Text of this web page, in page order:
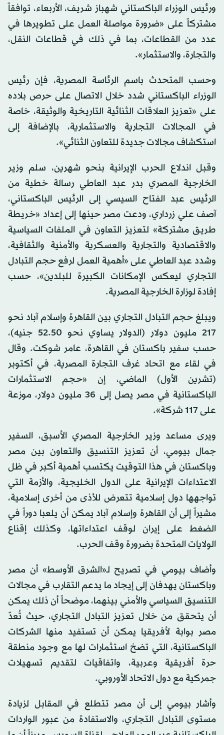
ورئيس الوزراء الباكستاني شهباز شريف، الأربعاء، توافقاً
مشتركاً على «ضرورة مواصلة العمل على تطويرها في
عدد من القطاعات، بما في ذلك في قطاعات النقل،
والتجارة، والاستثمار».
وحسب المتحدث باسم الرئاسة المصرية، فإن رئيس
الوزراء الباكستاني شدد خلال الاتصال على حرص بلاده
على «تعزيز العلاقات الثنائية التاريخية والوثيقة، خاصة
في المجالات التجارية والاستثمارية، بالإضافة إلى
استكشاف مجالات جديدة للتعاون الثنائي».
وقبل اندلاع الحرب الإيرانية بنحو شهرين، سلم وزير
الخارجية المصري بدر عبد العاطي رسالة خطية من
الرئيس عبد الفتاح السيسي إلى الرئيس الباكستاني،
آصف علي زرداري، ودعت مصر حينها إلى إعداد «خريطة
طريق مشتركة» لتعزيز التعاون في الملفات السياسية
والاقتصادية والتجارية والعسكرية والأمنية والثقافية،
وشدد عبد العاطي على «أهمية العمل لرفع حجم التبادل
التجاري ليعكس الإمكانات الكبيرة للبلدين»، حسب
إفادة لوزارة الخارجية المصرية.
ويبلغ حجم التبادل التجاري بين القاهرة وإسلام آباد نحو
217 مليون دولار (الدولار يساوي نحو 52.50 جنيه)،
حسب سفير باكستان في القاهرة، عامر شوكت. وقال
في لقاء مع اتحاد غرف التجارة المصرية، في أكتوبر
(تشرين الأول) الماضي، إن «حجم الاستثمارات
الباكستانية في مصر يصل إلى 36 مليون دولار، موزعة
على 117 شركة».
ويرى مساعد وزير الخارجية المصري الأسبق، السفير
جمال بيومي، أن تعزيز التنسيق والتعاون بين مصر
وباكستان في هذا التوقيت يكتسب أهمية أكبر في ظل
الاعتداءات الإيرانية على الدول الخليجية، والأزمة التي
تواجهها دول إسلامية تتعرض للأذى من أخرى إسلامية،
مشيراً إلى أن القاهرة وإسلام آباد يمكن أن يلعبا دوراً في
الضغط على إيران لوقف اعتداءاتها، وكذلك إقناع
الولايات المتحدة بضرورة وقف الحرب.
وأضاف بيومي في تصريح لـ«الشرق الأوسط» أن مصر
وباكستان يهدفان إلى إيجاد ما يدعم التقارب في مجالات
التنسيق السياسي والأمني بينهما، موضحاً أن ذلك يمكن
أن يتحقق من خلال تعزيز التبادل التجاري، حيث تُعدّ
مصر بوابة لأفريقيا يمكن أن تستفيد منها الشركات
الباكستانية، التي تضخ استثمارات لها مع وجود منطقة
حرة أفريقية وعربية، واتفاقيات لتقديم تسهيلات
جمركية مع دول الاتحاد الأوروبي.
وأشار بيومي إلى أن مصر تتطلع في المقابل لزيادة
مستوى التبادل التجاري، والاستفادة من عبور الواردات